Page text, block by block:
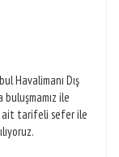
Havalimanı Dış
ile
ait tarifeli sefer ile